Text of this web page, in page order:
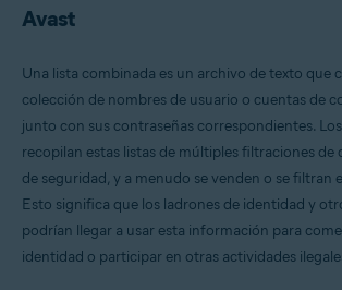
Avast
Una lista combinada es un archivo de texto que
colección de nombres de usuario o cuentas de
junto con sus contraseñas correspondientes.
recopilan estas listas de múltiples filtraciones de
de seguridad, y a menudo se venden o se filtran
Esto significa que los ladrones de identidad y
podrían llegar a usar esta información para
identidad o participar en otras actividades